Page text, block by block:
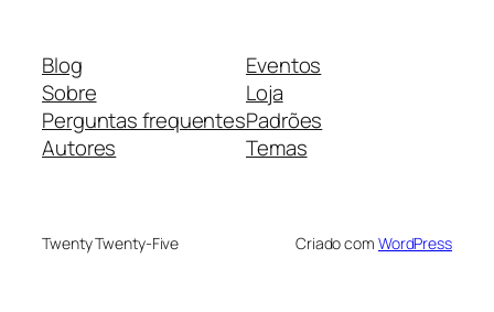
Blog
Sobre
Perguntas frequentes
Autores
Eventos
Loja
Padrões
Temas
Twenty Twenty-Five Criado com WordPress